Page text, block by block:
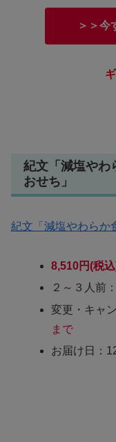
＞＞今
紀文「減塩やわ
おせち」
紀文「減塩やわらか
8,510円(税
２～３人前
変更・キャ
まで
お届け日：